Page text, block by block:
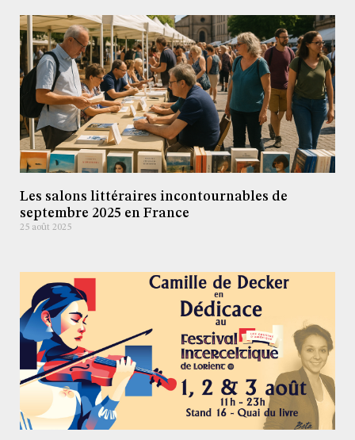
Les salons littéraires incontournables de
septembre 2025 en France
25 août 2025